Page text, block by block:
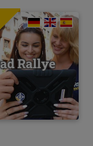
Rallye